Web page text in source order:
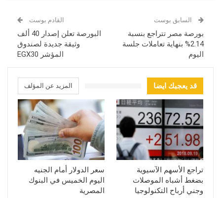
السابق بوست
بورصة مصر تتراجع بنسبة
2.14% بنهاية تعاملات جلسة
اليوم
القادم بوست
البورصة تعلن إصدار 40 ألف
وثيقة جديدة لصندوق
المؤشر EGX30
قد يعجبك ايضا المزيد عن المؤلف
تراجع الأسهم الآسيوية
بضغط أشباه الموصلات
وجني أرباح التكنولوجيا
سعر الدولار أمام الجنيه
اليوم الخميس في البنوك
المصرية